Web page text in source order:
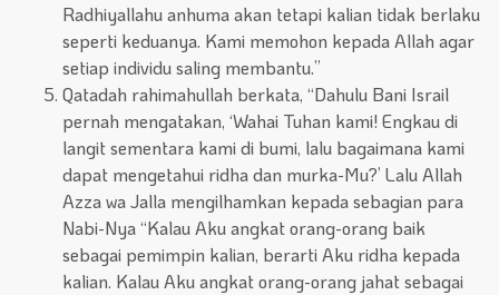
Radhiyallahu anhuma akan tetapi kalian tidak berlaku
seperti keduanya. Kami memohon kepada Allah agar
setiap individu saling membantu.”
Qatadah rahimahullah berkata, “Dahulu Bani Israil
pernah mengatakan, ‘Wahai Tuhan kami! Engkau di
langit sementara kami di bumi, lalu bagaimana kami
dapat mengetahui ridha dan murka-Mu?’ Lalu Allah
Azza wa Jalla mengilhamkan kepada sebagian para
Nabi-Nya “Kalau Aku angkat orang-orang baik
sebagai pemimpin kalian, berarti Aku ridha kepada
kalian. Kalau Aku angkat orang-orang jahat sebagai